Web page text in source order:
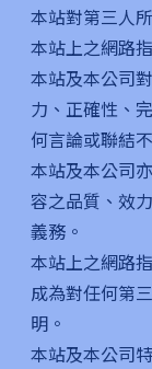
本站對第三人
本站上之網路
本站及本公司
力、正確性、
何言論或聯結
本站及本公司
容之品質、效
義務。
本站上之網路
成為對任何第
明。
本站及本公司